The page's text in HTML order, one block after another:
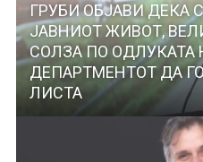
ГРУБИ ОБЈАВИ ДЕКА
ЈАВНИОТ ЖИВОТ,
СОЛЗА ПО ОДЛУКАТА
ДЕПАРТМЕНТОТ ДА
ЛИСТА